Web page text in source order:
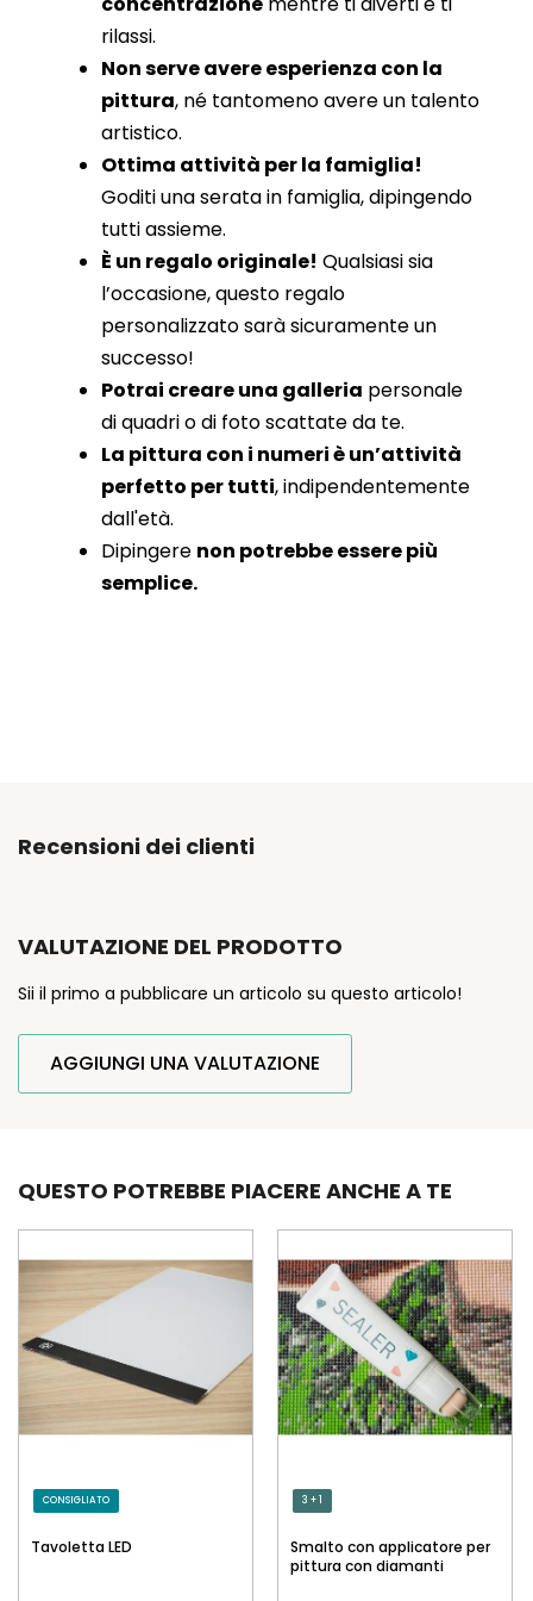
rilassi.
Non serve avere esperienza con la
pittura, né tantomeno avere un talento
artistico.
Ottima attività per la famiglia!
Goditi una serata in famiglia, dipingendo
tutti assieme.
È un regalo originale! Qualsiasi sia
l’occasione, questo regalo
personalizzato sarà sicuramente un
successo!
Potrai creare una galleria personale
di quadri o di foto scattate da te.
La pittura con i numeri è un’attività
perfetto per tutti, indipendentemente
dall'età.
Dipingere non potrebbe essere più
semplice.
Recensioni dei clienti
VALUTAZIONE DEL PRODOTTO
Sii il primo a pubblicare un articolo su questo articolo!
AGGIUNGI UNA VALUTAZIONE
QUESTO POTREBBE PIACERE ANCHE A TE
CONSIGLIATO
Tavoletta LED
3 + 1
Smalto con applicatore per
pittura con diamanti